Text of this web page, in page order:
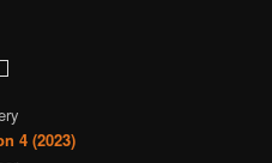
4 (2023)